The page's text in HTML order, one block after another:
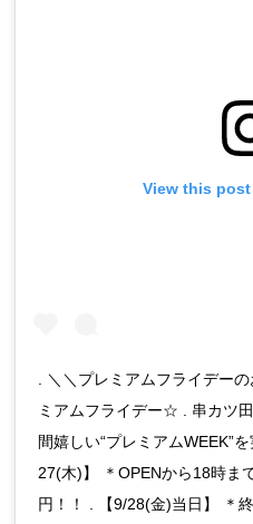
View this
. ＼＼プレミアムフライデー
ミアムフライデー☆ . 串カツ
間嬉しい“プレミアムWEEK”
27(木)】 ＊OPENから18時ま
円！！ . 【9/28(金)当日】 ＊